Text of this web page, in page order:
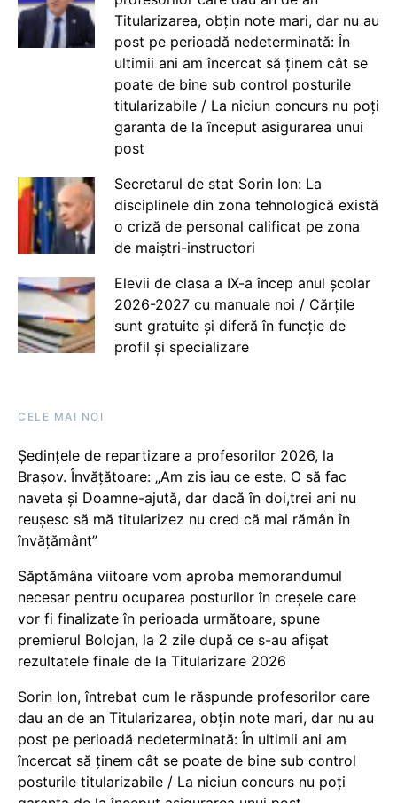
Titularizarea, obțin note mari, dar nu au
post pe perioadă nedeterminată: În
ultimii ani am încercat să ținem cât se
poate de bine sub control posturile
titularizabile / La niciun concurs nu poți
garanta de la început asigurarea unui
post
Secretarul de stat Sorin Ion: La
disciplinele din zona tehnologică există
o criză de personal calificat pe zona
de maiștri-instructori
Elevii de clasa a IX-a încep anul școlar
2026-2027 cu manuale noi / Cărțile
sunt gratuite și diferă în funcție de
profil și specializare
CELE MAI NOI
Ședințele de repartizare a profesorilor 2026, la
Brașov. Învățătoare: „Am zis iau ce este. O să fac
naveta și Doamne-ajută, dar dacă în doi,trei ani nu
reușesc să mă titularizez nu cred că mai rămân în
învățământ”
Săptămâna viitoare vom aproba memorandumul
necesar pentru ocuparea posturilor în creșele care
vor fi finalizate în perioada următoare, spune
premierul Bolojan, la 2 zile după ce s-au afișat
rezultatele finale de la Titularizare 2026
Sorin Ion, întrebat cum le răspunde profesorilor care
dau an de an Titularizarea, obțin note mari, dar nu au
post pe perioadă nedeterminată: În ultimii ani am
încercat să ținem cât se poate de bine sub control
posturile titularizabile / La niciun concurs nu poți